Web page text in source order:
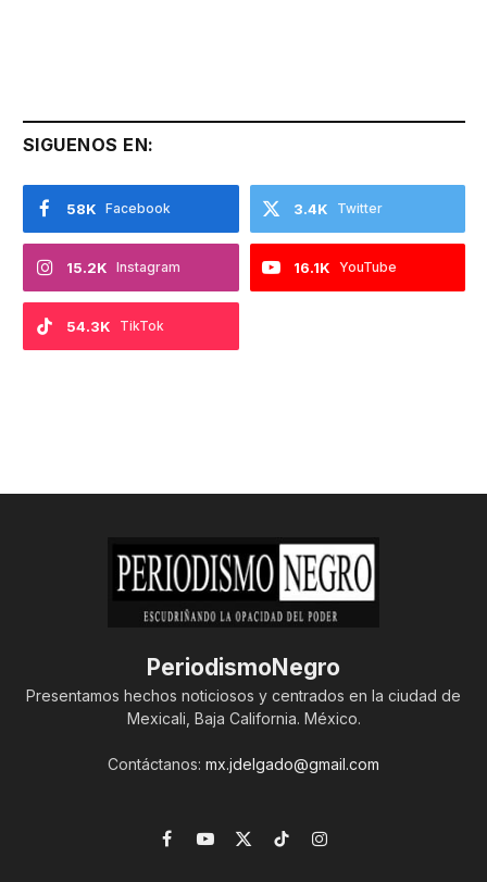
SIGUENOS EN:
Facebook
58K Twitter
3.4K
Instagram
15.2K YouTube
16.1K
TikTok
54.3K
PeriodismoNegro
Presentamos hechos noticiosos y centrados en la ciudad de
Mexicali, Baja California. México.
Contáctanos: mx.jdelgado@gmail.com
Facebook
YouTube
X
TikTokInstagram